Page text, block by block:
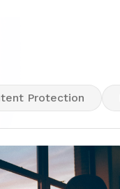
Protection